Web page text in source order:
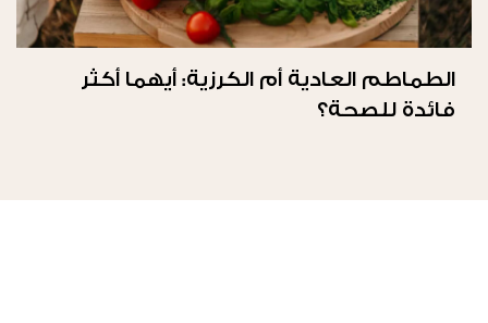
الطماطم العادية أم الكرزية: أيهما أكثر
فائدة للصحة؟